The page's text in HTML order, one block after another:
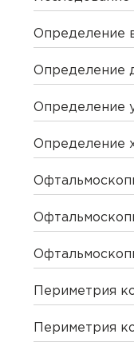
Определение
Определение
Определение
Определение
Периметрия
Периметрия